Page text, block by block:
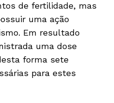
de fertilidade, mas
uma ação
Em resultado
uma dose
forma sete
para estes